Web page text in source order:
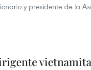
y presidente de la